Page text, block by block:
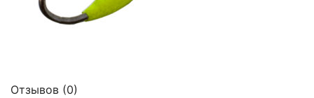
Отзывов (0)